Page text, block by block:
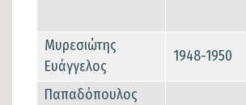
Μυρεσιώτης
Ευάγγελος
1948-1950
Παπαδόπουλος